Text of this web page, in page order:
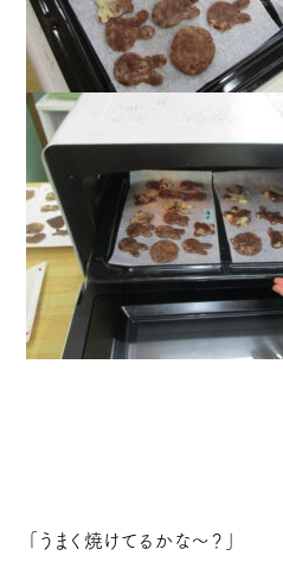
「うまく焼けてるかな～？」